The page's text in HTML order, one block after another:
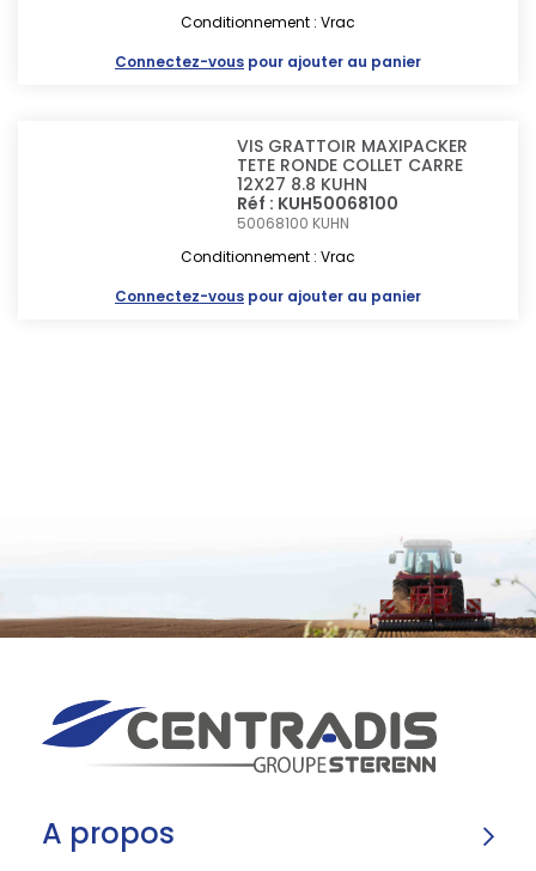
Conditionnement : Vrac
Connectez-vous pour ajouter au panier
VIS GRATTOIR MAXIPACKER
TETE RONDE COLLET CARRE
12X27 8.8 KUHN
Réf : KUH50068100
50068100 KUHN
Conditionnement : Vrac
Connectez-vous pour ajouter au panier
A propos